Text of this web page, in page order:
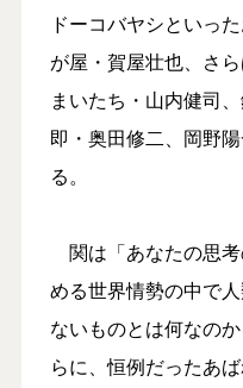
ドーコバヤシといっ
が屋・賀屋壮也、さ
まいたち・山内健司
即・奥田修二、岡野
る。
関は「あなたの思
める世界情勢の中で
ないものとは何なの
らに、恒例だったあ